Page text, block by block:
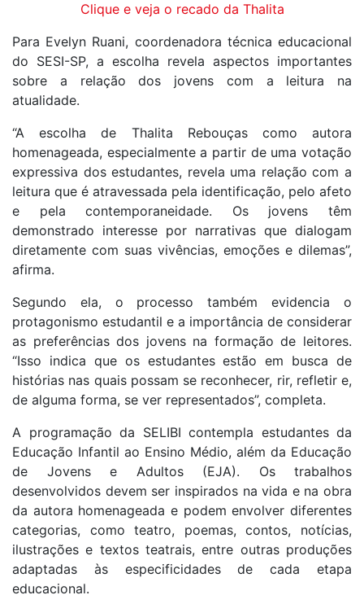
Clique e veja o recado da Thalita
Para Evelyn Ruani, coordenadora técnica educacional
do SESI-SP, a escolha revela aspectos importantes
sobre a relação dos jovens com a leitura na
atualidade.
“A escolha de Thalita Rebouças como autora
homenageada, especialmente a partir de uma votação
expressiva dos estudantes, revela uma relação com a
leitura que é atravessada pela identificação, pelo afeto
e pela contemporaneidade. Os jovens têm
demonstrado interesse por narrativas que dialogam
diretamente com suas vivências, emoções e dilemas”,
afirma.
Segundo ela, o processo também evidencia o
protagonismo estudantil e a importância de considerar
as preferências dos jovens na formação de leitores.
“Isso indica que os estudantes estão em busca de
histórias nas quais possam se reconhecer, rir, refletir e,
de alguma forma, se ver representados”, completa.
A programação da SELIBI contempla estudantes da
Educação Infantil ao Ensino Médio, além da Educação
de Jovens e Adultos (EJA). Os trabalhos
desenvolvidos devem ser inspirados na vida e na obra
da autora homenageada e podem envolver diferentes
categorias, como teatro, poemas, contos, notícias,
ilustrações e textos teatrais, entre outras produções
adaptadas às especificidades de cada etapa
educacional.